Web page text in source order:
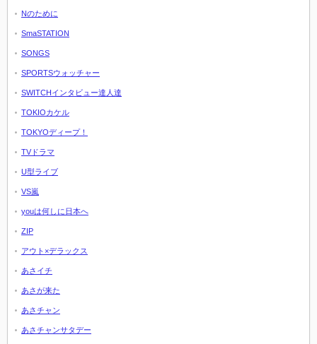
Nのために
SmaSTATION
SONGS
SPORTSウォッチャー
SWITCHインタビュー達人達
TOKIOカケル
TOKYOディープ！
TVドラマ
U型ライブ
VS嵐
youは何しに日本へ
ZIP
アウト×デラックス
あさイチ
あさが来た
あさチャン
あさチャンサタデー